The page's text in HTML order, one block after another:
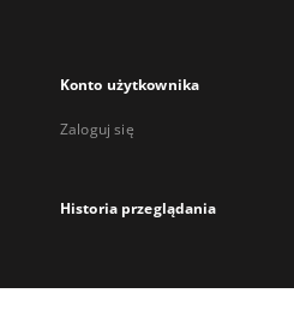
Konto użytkownika
Zaloguj się
Historia przeglądania